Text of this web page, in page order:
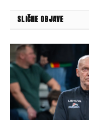
SLIČNE OBJAVE